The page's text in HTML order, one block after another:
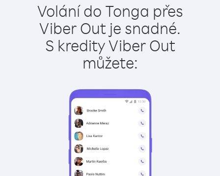
Volání do Tonga přes
Viber Out je snadné.
S kredity Viber Out
můžete: